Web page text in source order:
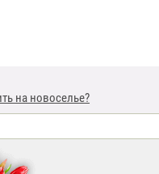
на новоселье?